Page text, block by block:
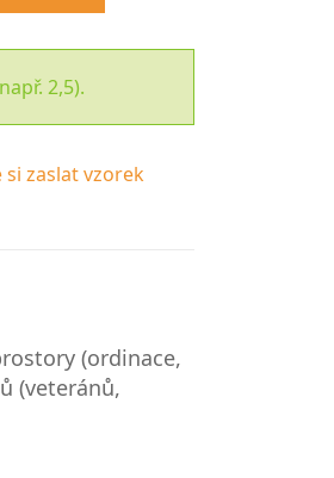
2,5).
si zaslat vzorek
(ordinace,
(veteránů,